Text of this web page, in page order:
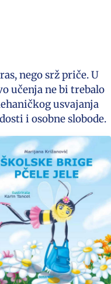
nego srž priče. U
učenja ne bi trebalo
usvajanja
i osobne slobode.